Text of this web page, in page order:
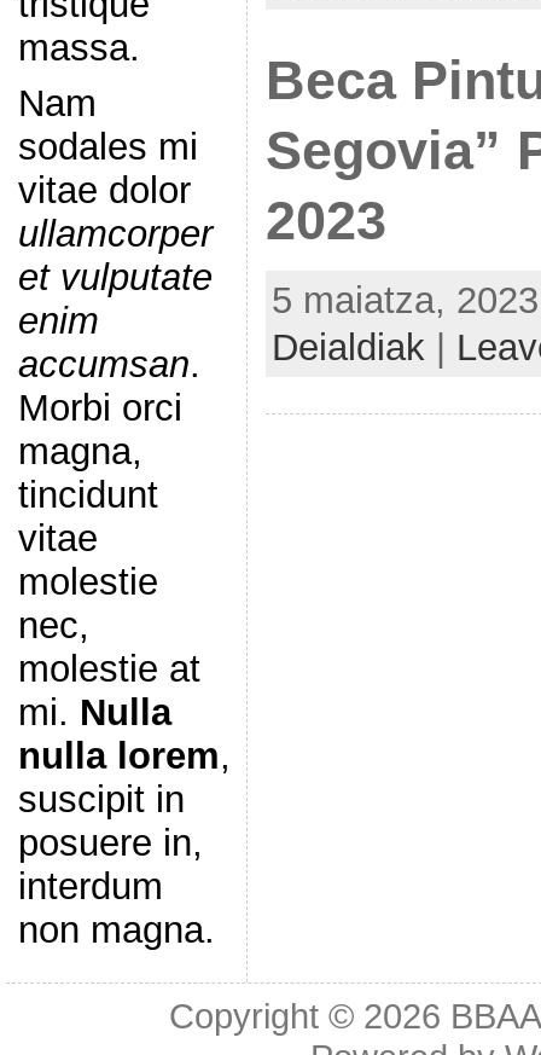
massa.
Nam
sodales mi
vitae dolor
ullamcorper
et vulputate
enim
accumsan.
Morbi orci
magna,
tincidunt
vitae
molestie
nec,
molestie at
mi. Nulla
nulla lorem,
suscipit in
posuere in,
interdum
non magna.
Beca
Segovia”
2023
5 maiatza,
Deialdiak|
Copyright © 2026